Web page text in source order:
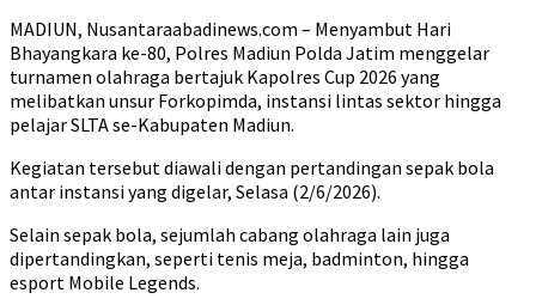
MADIUN, Nusantaraabadinews.com – Menyambut Hari
Bhayangkara ke-80, Polres Madiun Polda Jatim menggelar
turnamen olahraga bertajuk Kapolres Cup 2026 yang
melibatkan unsur Forkopimda, instansi lintas sektor hingga
pelajar SLTA se-Kabupaten Madiun.
Kegiatan tersebut diawali dengan pertandingan sepak bola
antar instansi yang digelar, Selasa (2/6/2026).
Selain sepak bola, sejumlah cabang olahraga lain juga
dipertandingkan, seperti tenis meja, badminton, hingga
esport Mobile Legends.